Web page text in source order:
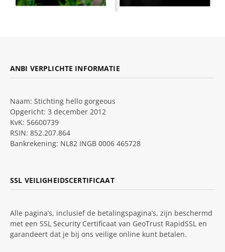
ANBI VERPLICHTE INFORMATIE
Naam: Stichting hello gorgeous
Opgericht: 3 december 2012
KvK: 56600739
RSIN: 852.207.864
Bankrekening: NL82 INGB 0006 465728
SSL VEILIGHEIDSCERTIFICAAT
Alle pagina’s, inclusief de betalingspagina’s, zijn beschermd
met een SSL Security Certificaat van GeoTrust RapidSSL en
garandeert dat je bij ons veilige online kunt betalen.